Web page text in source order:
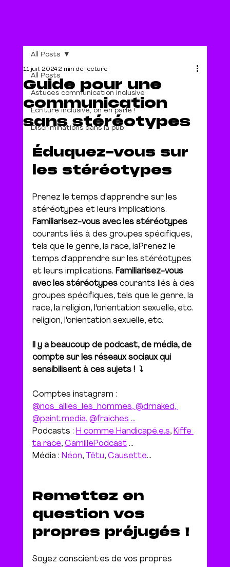
All Posts
Astuces communication inclusive
Écriture inclusive, on en parle !
Discriminations dans la pub
All Posts
Guide pour une
communication
sans stéréotypes
11 juil. 20242 min de lecture
Éduquez-vous sur
les stéréotypes
Prenez le temps d'apprendre sur les
stéréotypes et leurs implications.
Familiarisez-vous avec les stéréotypes
courants liés à des groupes spécifiques,
tels que le genre, la race, laPrenez le
temps d'apprendre sur les stéréotypes
et leurs implications. Familiarisez-vous
avec les stéréotypes courants liés à des
groupes spécifiques, tels que le genre, la
race, la religion, l'orientation sexuelle, etc.
religion, l'orientation sexuelle, etc.
Il y a beaucoup de podcast, de média, de
compte sur les réseaux sociaux qui
sensibilisent à ces sujets !  ⤵️
Comptes instagram :
@nos_allies_les_hommes, @drnaked,
@paint.media, @fraiches ...
Podcasts : H comme Handicapé.e.s, Kiffe
ta race, CamillePodcast ...
Média : Néon, Têtu, Causette...
Remettez en
question vos
propres préjugés !
Soyez conscient·es de vos propres